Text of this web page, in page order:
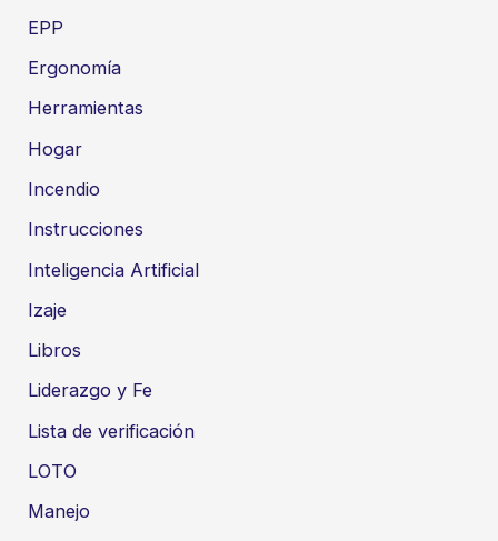
EPP
Ergonomía
Herramientas
Hogar
Incendio
Instrucciones
Inteligencia Artificial
Izaje
Libros
Liderazgo y Fe
Lista de verificación
LOTO
Manejo